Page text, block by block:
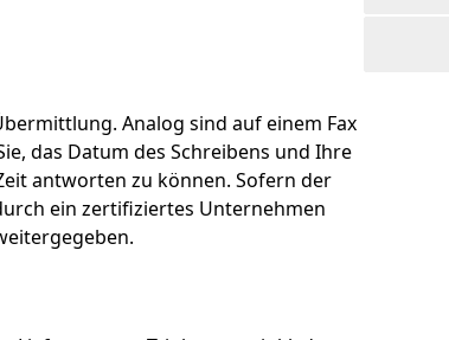
Analog sind auf einem Fax
das Datum des Schreibens und Ihre
antworten zu können. Sofern der
ein zertifiziertes Unternehmen